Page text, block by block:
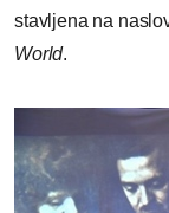
stavljena na
World.